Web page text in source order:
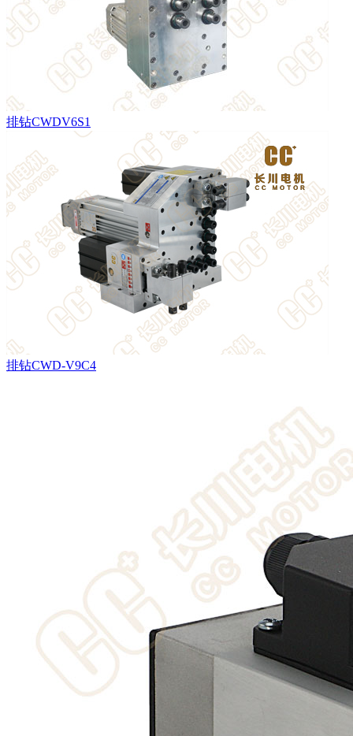
排钻CWDV6S1
排钻CWD-V9C4